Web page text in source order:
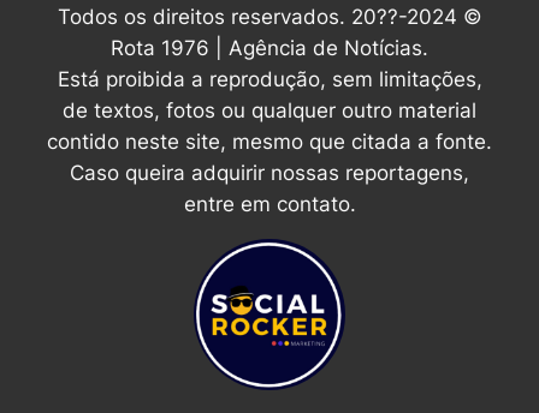
Todos os direitos reservados. 20??-2024 ©
Rota 1976 | Agência de Notícias.
Está proibida a reprodução, sem limitações,
de textos, fotos ou qualquer outro material
contido neste site, mesmo que citada a fonte.
Caso queira adquirir nossas reportagens,
entre em contato.